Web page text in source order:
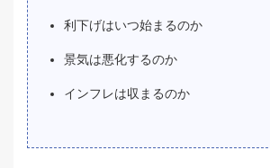
利下げはいつ始まるのか
景気は悪化するのか
インフレは収まるのか